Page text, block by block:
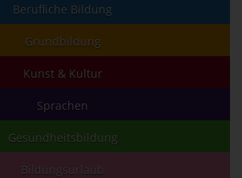
Berufliche Bildung
Grundbildung
Kunst & Kultur
Sprachen
Gesundheitsbildung
Bildungsurlaub